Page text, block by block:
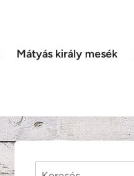
Mátyás király mesék
Keresés: